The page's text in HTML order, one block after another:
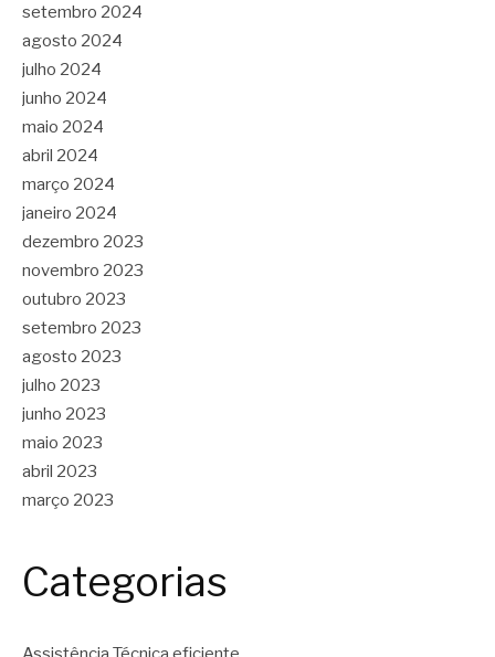
setembro 2024
agosto 2024
julho 2024
junho 2024
maio 2024
abril 2024
março 2024
janeiro 2024
dezembro 2023
novembro 2023
outubro 2023
setembro 2023
agosto 2023
julho 2023
junho 2023
maio 2023
abril 2023
março 2023
Categorias